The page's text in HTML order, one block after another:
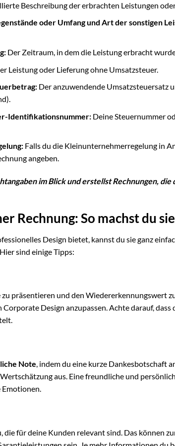
Beschreibung der erbrachten Leistungen
oder Umfang und Art der sonstigen
Der Zeitraum, in dem die Leistung erbracht
Leistung oder Lieferung ohne Umsatzsteuer.
Der anzuwendende Umsatzsteuersatz
Identifikationsnummer:Deine Steuernummer
Falls du die Kleinunternehmerregelung in
angeben.
im Blick und erstellst Rechnungen,
Rechnung: So machst du
Design bietet, kannst du sie ganz
sind einige Tipps:
präsentieren und den Wiedererkennungswert
Corporate Design anzupassen. Achte darauf,
Note, indem du eine kurze Dankesbotschaft
aus. Eine freundliche und
die für deine Kunden relevant sind. Das können